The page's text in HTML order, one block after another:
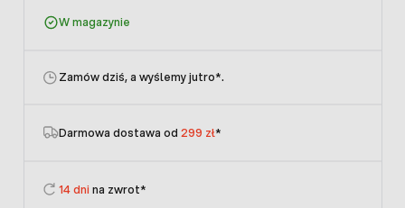
W magazynie
Zamów dziś, a wyślemy jutro*.
Darmowa dostawa od 299 zł*
14 dni na zwrot*